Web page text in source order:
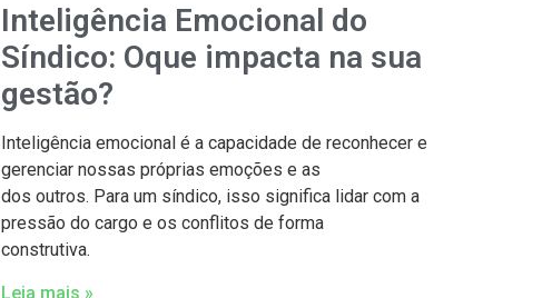
Inteligência Emocional do
Síndico: Oque impacta na sua
gestão?
Inteligência emocional é a capacidade de reconhecer e
gerenciar nossas próprias emoções e as
dos outros. Para um síndico, isso significa lidar com a
pressão do cargo e os conflitos de forma
construtiva.
Leia mais »